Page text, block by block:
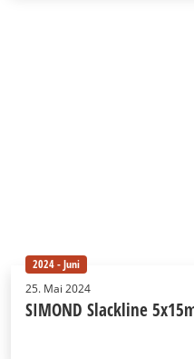
2024 - Juni
25. Mai 2024
SIMOND Slackline